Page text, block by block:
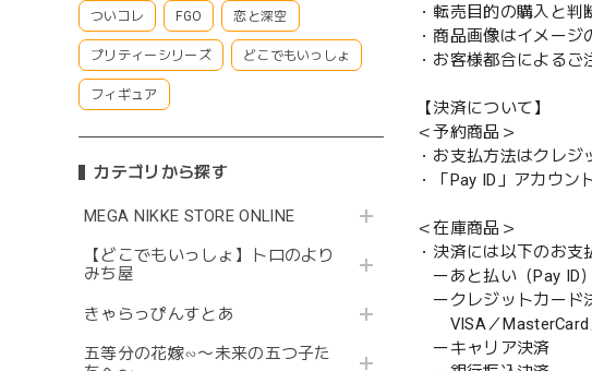
ついコレ FGO 恋と深空
プリティーシリーズ どこでもいっしょ
フィギュア
カテゴリから探す
MEGA NIKKE STORE ONLINE
【どこでもいっしょ】トロのより
みち屋
きゃらっぴんすとあ
五等分の花嫁∽〜未来の五つ子た
・転売目的の購入と
・商品画像はイメー
・お客様都合による
【決済について】
＜予約商品＞
・お支払方法はクレジ
・「Pay ID」アカウン
＜在庫商品＞
・決済には以下のお支
ーあと払い（Pay ID）
ークレジットカード
VISA／MasterCard
ーキャリア決済